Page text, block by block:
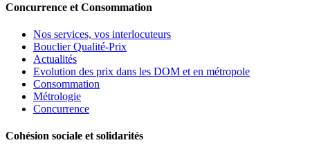
Concurrence et Consommation
Nos services, vos interlocuteurs
Bouclier Qualité-Prix
Actualités
Evolution des prix dans les DOM et en métropole
Consommation
Métrologie
Concurrence
Cohésion sociale et solidarités